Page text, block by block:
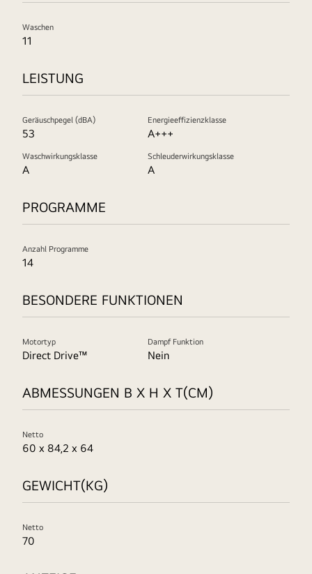
Waschen
11
LEISTUNG
Geräuschpegel (dBA)
53
Energieeffizienzklasse
A+++
Waschwirkungsklasse
A
Schleuderwirkungsklasse
A
PROGRAMME
Anzahl Programme
14
BESONDERE FUNKTIONEN
Motortyp
Direct Drive™
Dampf Funktion
Nein
ABMESSUNGEN B X H X T(CM)
Netto
60 x 84,2 x 64
GEWICHT(KG)
Netto
70